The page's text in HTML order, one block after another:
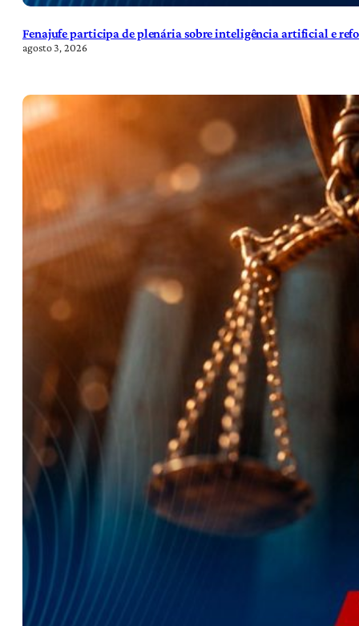
Fenajufe participa de plenária sobre inteligência artificial e
agosto 3, 2026